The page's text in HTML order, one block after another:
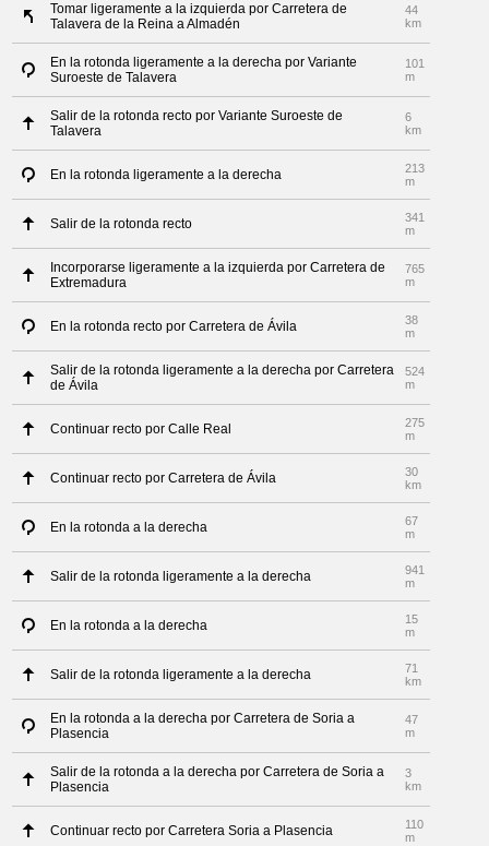
Tomar ligeramente a la izquierda por Carretera de
Talavera de la Reina a Almadén
44
km
En la rotonda ligeramente a la derecha por Variante
Suroeste de Talavera
101
m
Salir de la rotonda recto por Variante Suroeste de
Talavera
6
km
En la rotonda ligeramente a la derecha
213
m
Salir de la rotonda recto
341
m
Incorporarse ligeramente a la izquierda por Carretera de
Extremadura
765
m
En la rotonda recto por Carretera de Ávila
38
m
Salir de la rotonda ligeramente a la derecha por Carretera
de Ávila
524
m
Continuar recto por Calle Real
275
m
Continuar recto por Carretera de Ávila
30
km
En la rotonda a la derecha
67
m
Salir de la rotonda ligeramente a la derecha
941
m
En la rotonda a la derecha
15
m
Salir de la rotonda ligeramente a la derecha
71
km
En la rotonda a la derecha por Carretera de Soria a
Plasencia
47
m
Salir de la rotonda a la derecha por Carretera de Soria a
Plasencia
3
km
Continuar recto por Carretera Soria a Plasencia
110
m